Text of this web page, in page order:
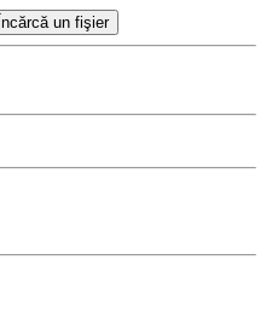
Încărcă un fişier